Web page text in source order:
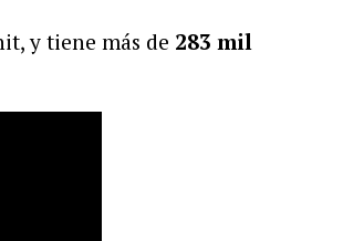
y tiene más de 283 mil